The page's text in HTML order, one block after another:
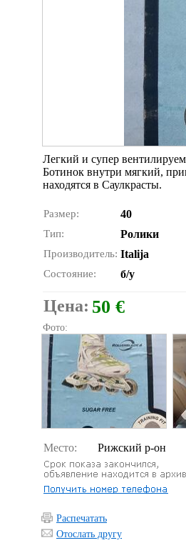
Легкий и супер
Ботинок внутри мягкий,
находятся в Саулкрасты.
Размер: 40
Тип: Ролики
Производитель: Italija
Состояние: б/у
Цена: 50 €
Фото:
Место: Рижский р-он
Распечатать
Отослать другу